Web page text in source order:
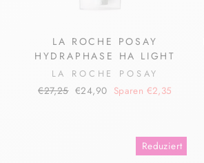
LA ROCHE POSAY
HYDRAPHASE HA LIGHT
LA ROCHE POSAY
Normaler
€27,25 Sonderpreis
€24,90 Sparen €2,35
Reduziert